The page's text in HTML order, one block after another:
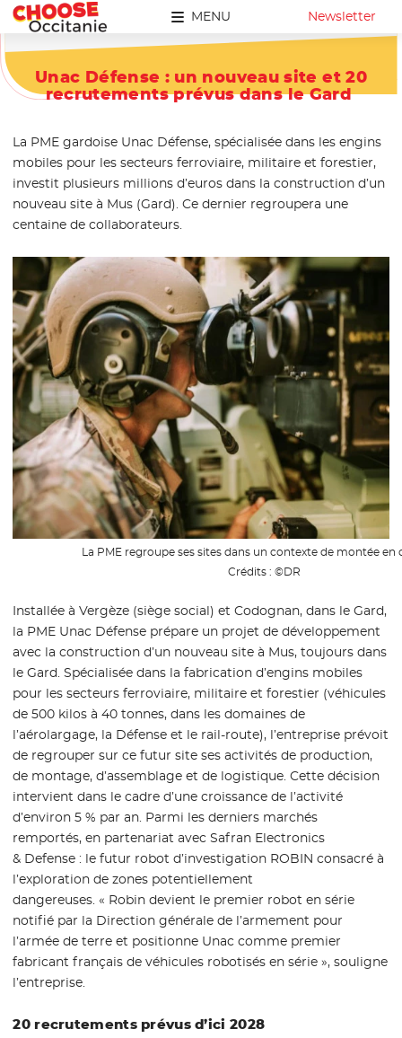
MENU Newsletter
Unac Défense : un nouveau site et 20
recrutements prévus dans le Gard
La PME gardoise Unac Défense, spécialisée dans les engins
mobiles pour les secteurs ferroviaire, militaire et forestier,
investit plusieurs millions d’euros dans la construction d’un
nouveau site à Mus (Gard). Ce dernier regroupera une
centaine de collaborateurs.
La PME regroupe ses sites dans un contexte de montée en
Crédits : ©DR
Installée à Vergèze (siège social) et Codognan, dans le Gard,
la PME Unac Défense prépare un projet de développement
avec la construction d’un nouveau site à Mus, toujours dans
le Gard. Spécialisée dans la fabrication d’engins mobiles
pour les secteurs ferroviaire, militaire et forestier (véhicules
de 500 kilos à 40 tonnes, dans les domaines de
l’aérolargage, la Défense et le rail-route), l’entreprise prévoit
de regrouper sur ce futur site ses activités de production,
de montage, d’assemblage et de logistique. Cette décision
intervient dans le cadre d’une croissance de l’activité
d’environ 5 % par an. Parmi les derniers marchés
remportés, en partenariat avec Safran Electronics
& Defense : le futur robot d’investigation ROBIN consacré à
l’exploration de zones potentiellement
dangereuses. « Robin devient le premier robot en série
notifié par la Direction générale de l’armement pour
l’armée de terre et positionne Unac comme premier
fabricant français de véhicules robotisés en série », souligne
l’entreprise.
20 recrutements prévus d’ici 2028